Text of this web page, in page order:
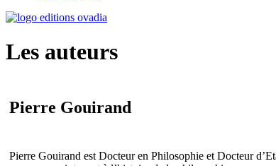
Les auteurs
Pierre Gouirand
Pierre Gouirand est Docteur en Philosophie et Docteur